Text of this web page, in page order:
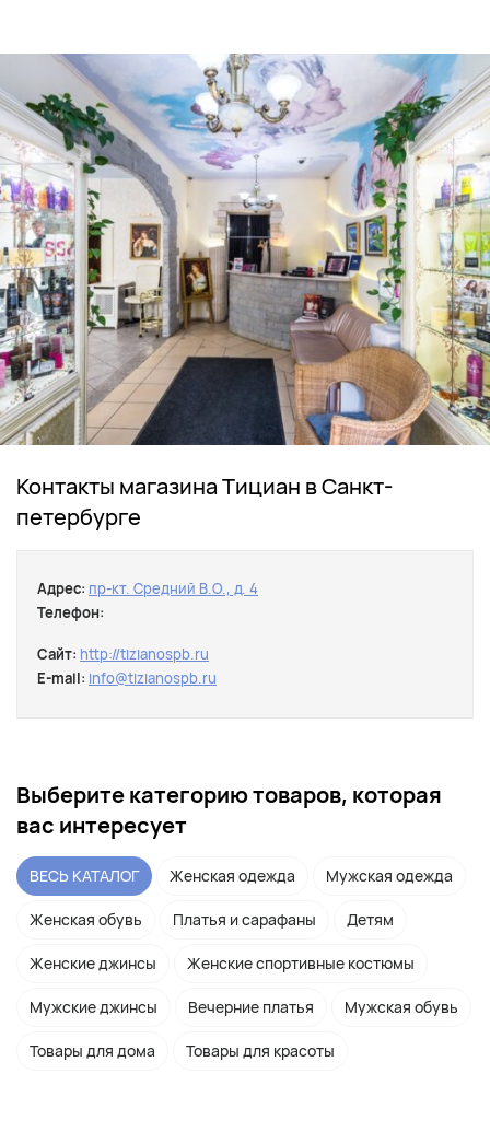
Контакты магазина Тициан в Санкт-
петербурге
Адрес: пр-кт. Средний В.О., д. 4
Телефон:
Сайт: http://tizianospb.ru
E-mail: info@tizianospb.ru
Выберите категорию товаров, которая
вас интересует
ВЕСЬ КАТАЛОГ Женская одежда Мужская одежда
Женская обувь Платья и сарафаны Детям
Женские джинсы Женские спортивные костюмы
Мужские джинсы Вечерние платья Мужская обувь
Товары для дома Товары для красоты